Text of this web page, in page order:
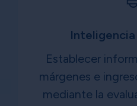
Establecer
márgenes e
mediante la